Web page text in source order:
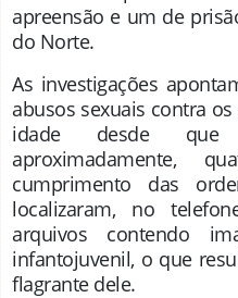
apreensão e um de
do Norte.
As investigações
abusos sexuais contra
idade desde
aproximadamente,
cumprimento das
localizaram, no
arquivos contendo
infantojuvenil, o que
flagrante dele.